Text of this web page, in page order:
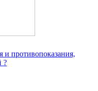
противопоказания,
?